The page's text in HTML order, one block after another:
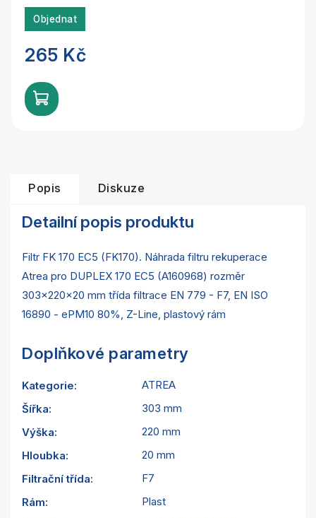
Objednat
265 Kč
Popis Diskuze
Detailní popis produktu
Filtr FK 170 EC5 (FK170). Náhrada filtru rekuperace
Atrea pro DUPLEX 170 EC5 (A160968) rozměr
303x220x20 mm třída filtrace EN 779 - F7, EN ISO
16890 - ePM10 80%, Z-Line, plastový rám
Doplňkové parametry
Kategorie:
ATREA
Šířka:
303 mm
Výška:
220 mm
Hloubka:
20 mm
Filtrační třída:
F7
Rám:
Plast